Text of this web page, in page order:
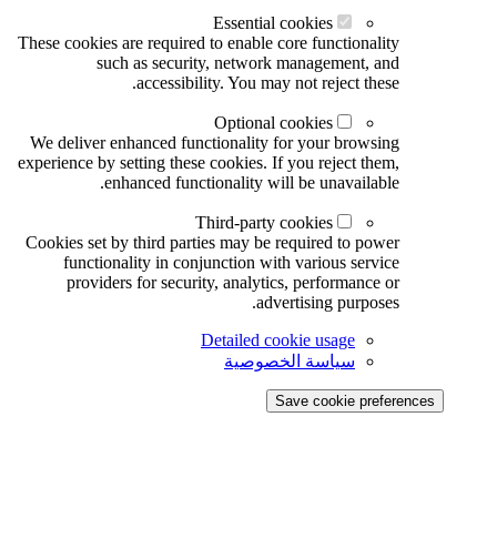
Essential cookies
These cookies are required to enable core functionality
such as security, network management, and
accessibility. You may not reject these.
Optional cookies
We deliver enhanced functionality for your browsing
experience by setting these cookies. If you reject them,
enhanced functionality will be unavailable.
Third-party cookies
Cookies set by third parties may be required to power
functionality in conjunction with various service
providers for security, analytics, performance or
advertising purposes.
Detailed cookie usage
سياسة الخصوصية
Save cookie preferences